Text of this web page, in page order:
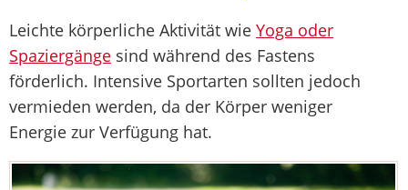
Leichte körperliche Aktivität wie Yoga oder
Spaziergänge sind während des Fastens
förderlich. Intensive Sportarten sollten jedoch
vermieden werden, da der Körper weniger
Energie zur Verfügung hat.